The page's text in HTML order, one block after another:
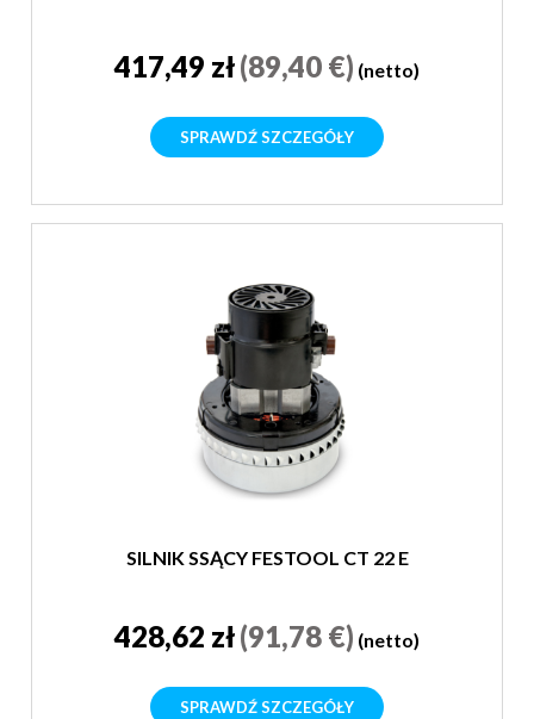
417,49 zł(89,40 €) (netto)
SPRAWDŹ SZCZEGÓŁY
SILNIK SSĄCY FESTOOL CT 22 E
428,62 zł(91,78 €) (netto)
SPRAWDŹ SZCZEGÓŁY